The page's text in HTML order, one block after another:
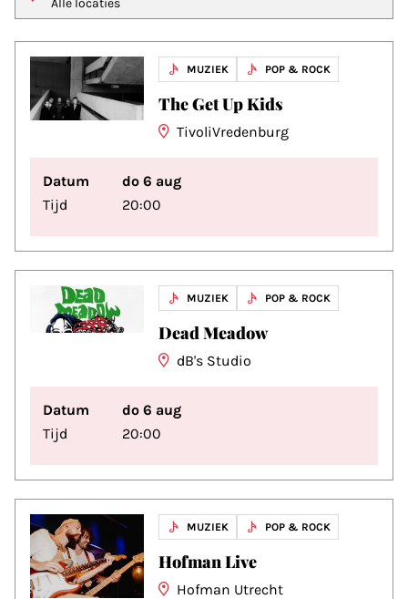
MUZIEK POP & ROCK
The Get Up Kids
TivoliVredenburg
Datum
do 6 aug
Tijd
20:00
MUZIEK POP & ROCK
Dead Meadow
dB's Studio
Datum
do 6 aug
Tijd
20:00
MUZIEK POP & ROCK
Hofman Live
Hofman Utrecht